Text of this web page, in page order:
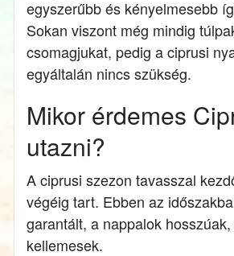
egyszerűbb és kényelmesebb
Sokan viszont még mindig
csomagjukat, pedig a ciprusi
egyáltalán nincs szükség.
Mikor érdemes
utazni?
A ciprusi szezon tavasszal
végéig tart. Ebben az
garantált, a nappalok
kellemesek.